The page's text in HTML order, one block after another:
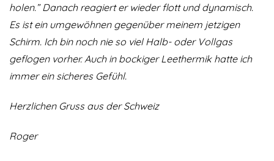
holen.” Danach reagiert er wieder flott und dynamisch.
Es ist ein umgewöhnen gegenüber meinem jetzigen
Schirm. Ich bin noch nie so viel Halb- oder Vollgas
geflogen vorher. Auch in bockiger Leethermik hatte ich
immer ein sicheres Gefühl.
Herzlichen Gruss aus der Schweiz
Roger